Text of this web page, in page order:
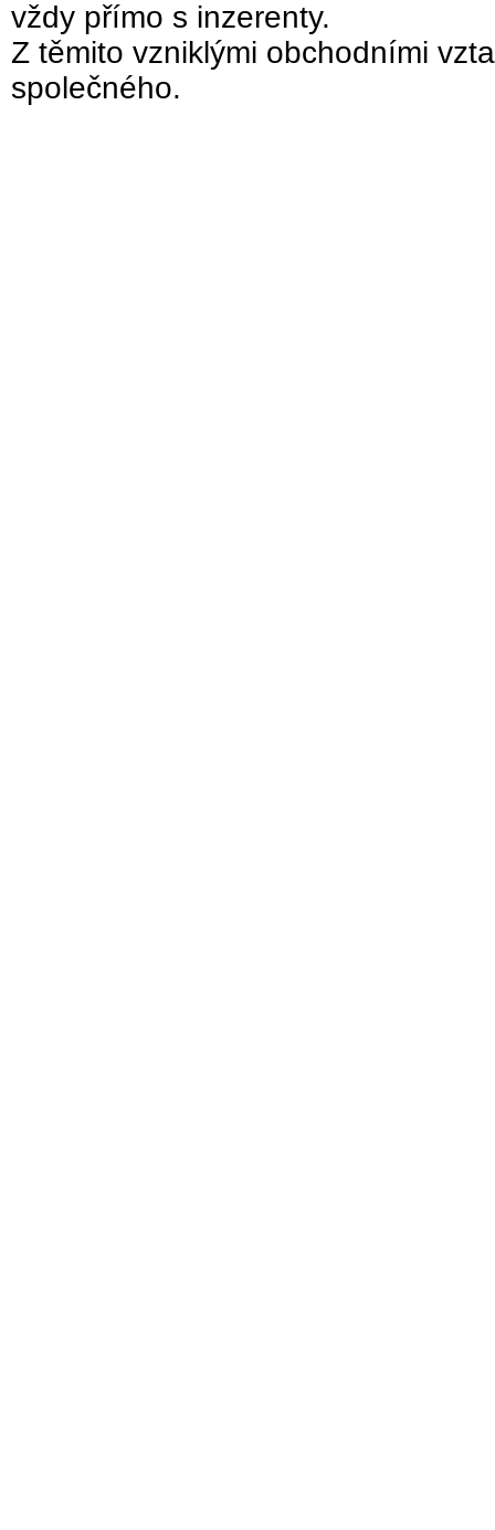
vždy přímo s inzerenty.
Z těmito vzniklými obchodními
společného.